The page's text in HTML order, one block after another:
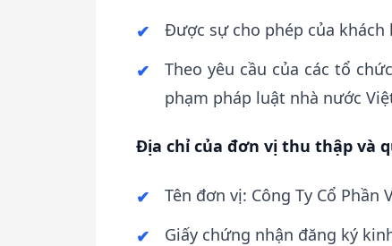
Được sự cho phép của khách
Theo yêu cầu của các tổ
phạm pháp luật nhà nước
Địa chỉ của đơn vị thu thập và
Tên đơn vị: Công Ty Cổ
Giấy chứng nhận đăng ký